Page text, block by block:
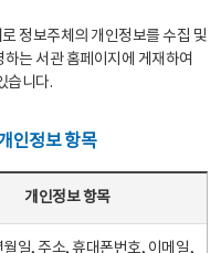
정보주체의 개인정보를 수집 및
는 서관 홈페이지에 게재하여
습니다.
인정보 항목
개인정보 항목
월일, 주소, 휴대폰번호, 이메일,